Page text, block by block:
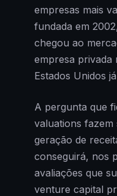
empresas mais
fundada em
chegou ao
empresa privada
Estados Unidos
A pergunta que
valuations fazem
geração de
conseguirá, nos
avaliações que
venture capital